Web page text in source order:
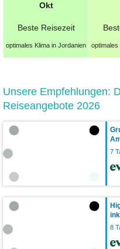
Okt
Beste Reisezeit
optimales Klima in Jordanien optimales
Unsere Empfehlungen:
Reiseangebote 2026
7
8